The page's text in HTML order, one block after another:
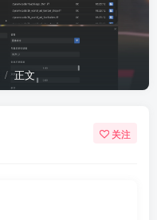
正文
关注